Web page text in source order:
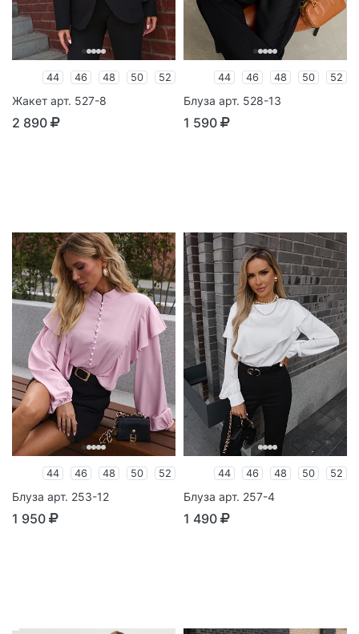
44 46 48 50 52
Жакет арт. 527-8
2 890
44 46 48 50 52
Блуза арт. 528-13
1 590
44 46 48 50 52
Блуза арт. 253-12
1 950
44 46 48 50 52
Блуза арт. 257-4
1 490